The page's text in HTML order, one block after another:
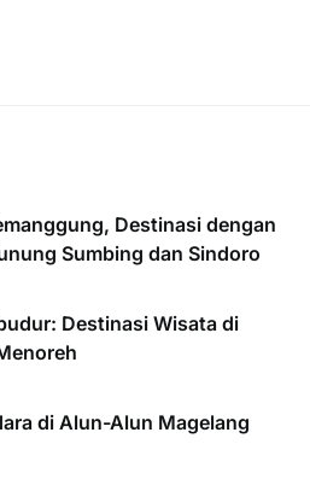
Destinasi dengan
Sumbing dan Sindoro
Destinasi Wisata di
di Alun-Alun Magelang